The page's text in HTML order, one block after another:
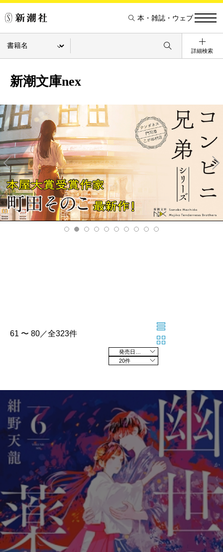
本・雑誌・ウェブ
詳細検索
新潮文庫nex
Pre
v
xt
61 〜 80／全323件
20件